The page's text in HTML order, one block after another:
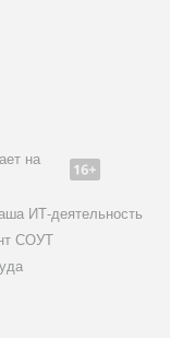
на
ИТ-деятельность
СОУТ